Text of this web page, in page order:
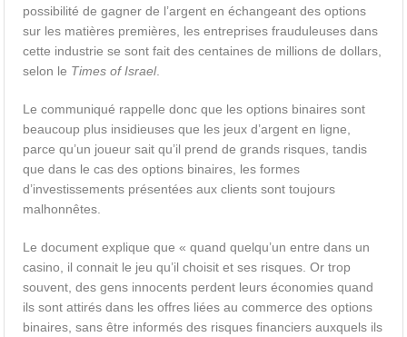
possibilité de gagner de l’argent en échangeant des options
sur les matières premières, les entreprises frauduleuses dans
cette industrie se sont fait des centaines de millions de dollars,
selon le Times of Israel.
Le communiqué rappelle donc que les options binaires sont
beaucoup plus insidieuses que les jeux d’argent en ligne,
parce qu’un joueur sait qu’il prend de grands risques, tandis
que dans le cas des options binaires, les formes
d’investissements présentées aux clients sont toujours
malhonnêtes.
Le document explique que « quand quelqu’un entre dans un
casino, il connait le jeu qu’il choisit et ses risques. Or trop
souvent, des gens innocents perdent leurs économies quand
ils sont attirés dans les offres liées au commerce des options
binaires, sans être informés des risques financiers auxquels ils